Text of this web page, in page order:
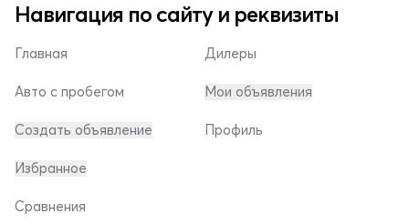
Навигация по сайту и реквизиты
Главная
Авто с пробегом
Создать объявление
Дилеры
Мои объявления
Профиль
Избранное
Сравнения